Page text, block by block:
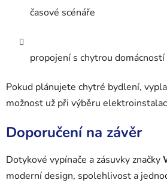
časové scénáře
propojení s chytrou domácností
Pokud plánujete chytré bydlení,
možnost už při výběru
Doporučení na závěr
Dotykové vypínače a zásuvky značky
moderní design, spolehlivost a